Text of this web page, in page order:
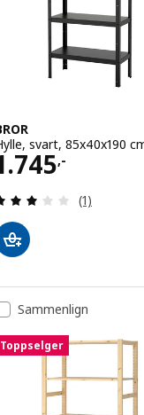
svart, 85x40x190
,-
1745,-
(1)
Sammenlign
Toppselger